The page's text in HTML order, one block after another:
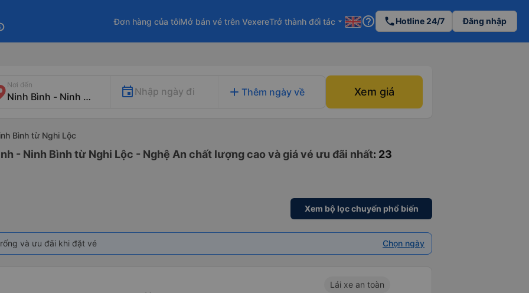
Đơn hàng của tôiMở bán vé trên VexereTrở thành đối tác arrow_drop_down help_outline phoneHotline 24/7 Đăng nhập
Nơi đến
Nhập ngày đi add Thêm ngày về Xem giá
Bình từ Nghi Lộc
- Ninh Bình từ Nghi Lộc - Nghệ An chất lượng cao và giá vé ưu đãi nhất: 23
Xem bộ lọc chuyến phổ biến
và ưu đãi khi đặt vé Chọn ngày
Lái xe an toàn